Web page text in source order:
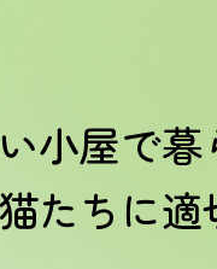
小屋で暮
たちに適